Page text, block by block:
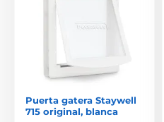
Puerta gatera Staywell
715 original, blanca